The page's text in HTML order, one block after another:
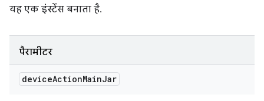
यह एक इंस्टेंस बनाता है.
पैरामीटर
deviceActionMainJar